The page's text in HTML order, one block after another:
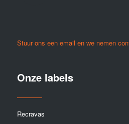
Stuur ons een email en we nemen
Onze labels
Recravas